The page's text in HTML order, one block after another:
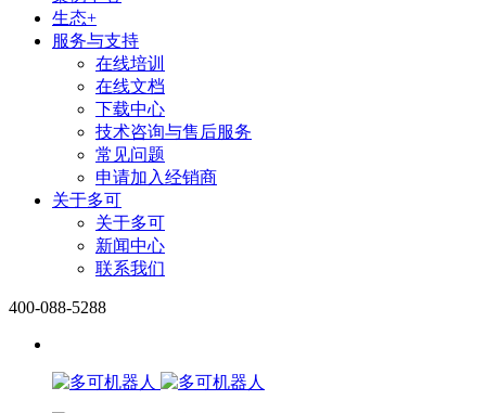
生态+
服务与支持
在线培训
在线文档
下载中心
技术咨询与售后服务
常见问题
申请加入经销商
关于多可
关于多可
新闻中心
联系我们
400-088-5288